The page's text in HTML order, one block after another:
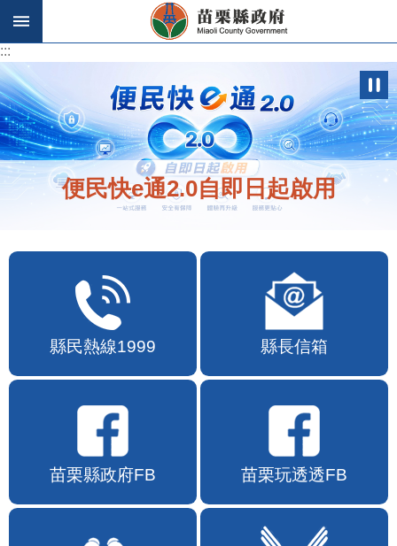
跳到主要內容區塊
:::
:::
便民快e通2.0自即日起啟用
縣民熱線1999 縣長信箱
苗栗縣政府FB 苗栗玩透透FB